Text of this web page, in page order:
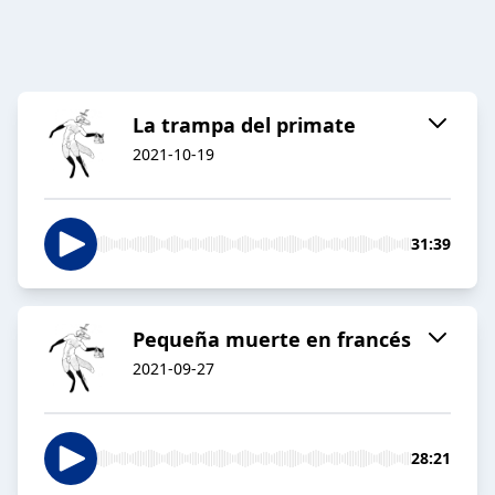
La trampa del primate
2021-10-19
31:39
Pequeña muerte en francés
2021-09-27
28:21